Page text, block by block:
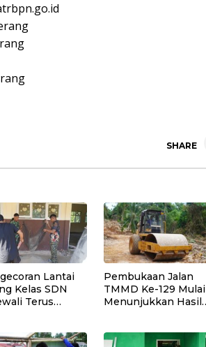
SHARE
Lantai
Kelas SDN
Terus
Pembukaan Jalan
TMMD Ke-129 Mulai
Menunjukkan Hasil